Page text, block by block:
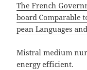
The French
board Com­pa­ra­ble
pean Lan­guages
Mis­tral medi­um
ener­gy efficient.